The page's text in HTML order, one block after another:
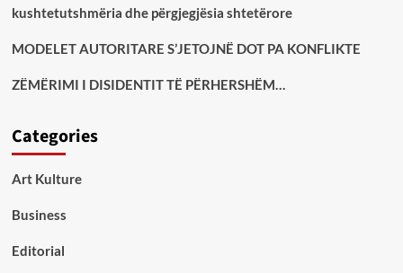
kushtetutshmëria dhe përgjegjësia shtetërore
MODELET AUTORITARE S’JETOJNË DOT PA KONFLIKTE
ZËMËRIMI I DISIDENTIT TË PËRHERSHËM…
Categories
Art Kulture
Business
Editorial